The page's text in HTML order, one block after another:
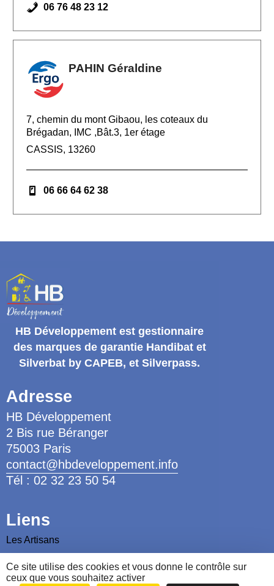
Ce site utilise des cookies et vous donne le contrôle sur
ceux que vous souhaitez activer
06 76 48 23 12
PAHIN Géraldine
7, chemin du mont Gibaou, les coteaux du
Brégadan, IMC ,Bât.3, 1er étage
CASSIS, 13260
06 66 64 62 38
HB Développement est gestionnaire
des marques de garantie Handibat et
Silverbat by CAPEB, et Silverpass.
Adresse
HB Développement
2 Bis rue Béranger
75003 Paris
contact@hbdeveloppement.info
Tél : 02 32 23 50 54
Liens
Les Artisans
Nous contacter